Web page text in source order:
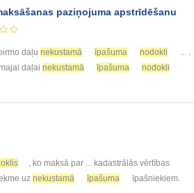
paziņojuma apstrīdēšanu
daļu nekustamā īpašuma nodokli
daļai nekustamā īpašuma
nodokli
, ko maksā par ... kadastrālās vērtības
uz nekustamā īpašuma īpašniekiem.